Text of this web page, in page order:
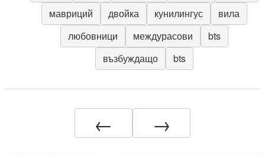
мавриций
двойка кунилингус
вила
любовници
междурасови
bts
възбуждащо
bts
← →